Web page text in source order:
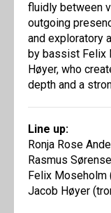
fluidly between
outgoing
and exploratory
by bassist Felix
Høyer, who
depth and a
Line up:
Ronja Rose
Rasmus
Felix Moseholm
Jacob Høyer